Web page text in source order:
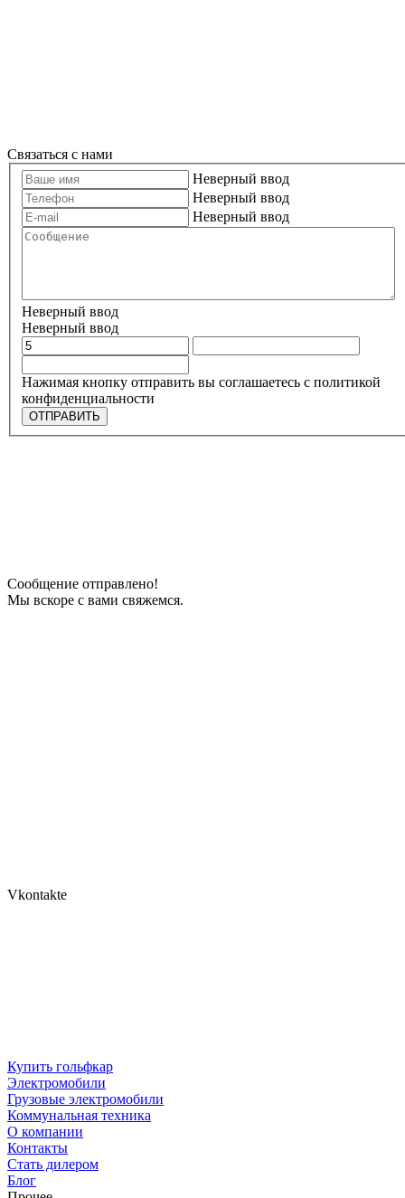
Связаться с нами
Неверный ввод
Неверный ввод
Неверный ввод
Неверный ввод
Неверный ввод
Нажимая кнопку отправить вы соглашаетесь с политикой
конфиденциальности
ОТПРАВИТЬ
Сообщение отправлено!
Мы вскоре с вами свяжемся.
Vkontakte
Купить гольфкар
Электромобили
Грузовые электромобили
Коммунальная техника
О компании
Контакты
Стать дилером
Блог